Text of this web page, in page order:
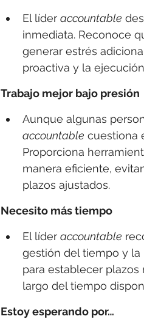
El líder accountable
inmediata. Reconoce
generar estrés
proactiva y la
Trabajo mejor bajo presión
Aunque algunas
accountable cuestiona
Proporciona
manera eficiente,
plazos ajustados.
Necesito más tiempo
El líder accountable
gestión del tiempo y la
para establecer plazos
largo del tiempo
Estoy esperando por…